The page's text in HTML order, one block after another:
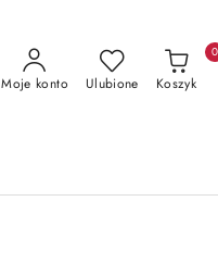
Moje konto Ulubione Koszyk
0